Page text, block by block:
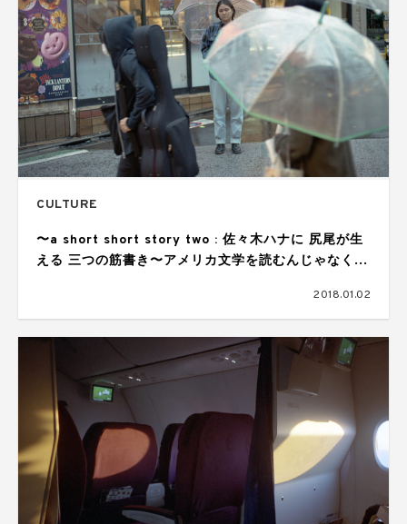
CULTURE
〜a short short story two : 佐々木ハナに 尻尾が生
える 三つの筋書き〜アメリカ文学を読むんじゃなく、
2018.01.02